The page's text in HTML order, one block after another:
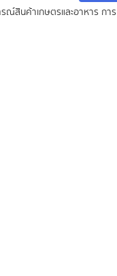
ณ์สินค้าเกษตรและอาหาร การ